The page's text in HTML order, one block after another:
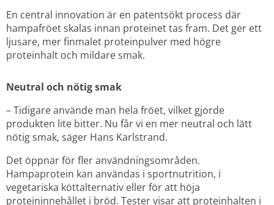
En central innovation är en patentsökt process där
hampafröet skalas innan proteinet tas fram. Det ger ett
ljusare, mer finmalet proteinpulver med högre
proteinhalt och mildare smak.
Neutral och nötig smak
– Tidigare använde man hela fröet, vilket gjorde
produkten lite bitter. Nu får vi en mer neutral och lätt
nötig smak, säger Hans Karlstrand.
Det öppnar för fler användningsområden.
Hampaprotein kan användas i sportnutrition, i
vegetariska köttalternativ eller för att höja
proteininnehållet i bröd. Tester visar att proteinhalten i